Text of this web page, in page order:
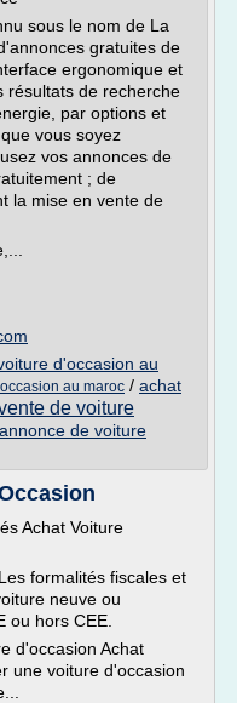
sous le nom de La
gratuites de
ergonomique et
résultats de recherche
par options et
vous soyez
vos annonces de
; de
la mise en vente de
d'occasion au
au maroc / achat
de voiture
annonce de voiture
Achat Voiture
formalités fiscales et
neuve ou
ou hors CEE.
d'occasion Achat
une voiture d'occasion